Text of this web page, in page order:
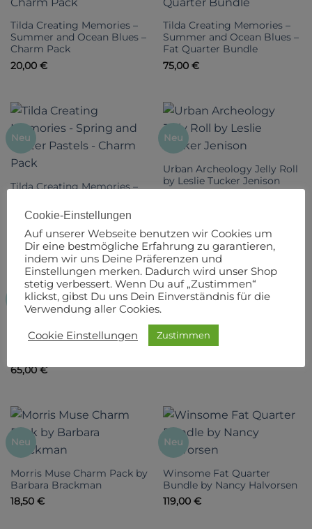
Tilda Creating Memories –
Summer and Ocean Blues –
Charm Pack
20,00 €
Tilda Creating Memories –
Summer and Ocean Blues –
Fat Quarter Bundle
75,00 €
Neu
Tilda Creating Memories –
Charm Pack
€
Neu
Urban Archeology Jelly Roll
by Leslie Tucker Jenison
Neu
Urban Archeology Layer
Cake by Leslie Tucker
65,00€
Neu
Barbara Brackman
56,00€
Neu
Morris Muse Charm Pack by
Barbara Brackman
18,50 €
Neu
Winsome Fat Quarter
Bundle by Nancy Halvorsen
119,00 €
Cookie-Einstellungen
Auf unserer Webseite benutzen wir Cookies um
Dir eine bestmögliche Erfahrung zu garantieren,
indem wir uns Deine Präferenzen und
Einstellungen merken. Dadurch wird unser Shop
stetig verbessert. Wenn Du auf „Zustimmen“
klickst, gibst Du uns Dein Einverständnis für die
Verwendung aller Cookies.
Cookie Einstellungen Zustimmen